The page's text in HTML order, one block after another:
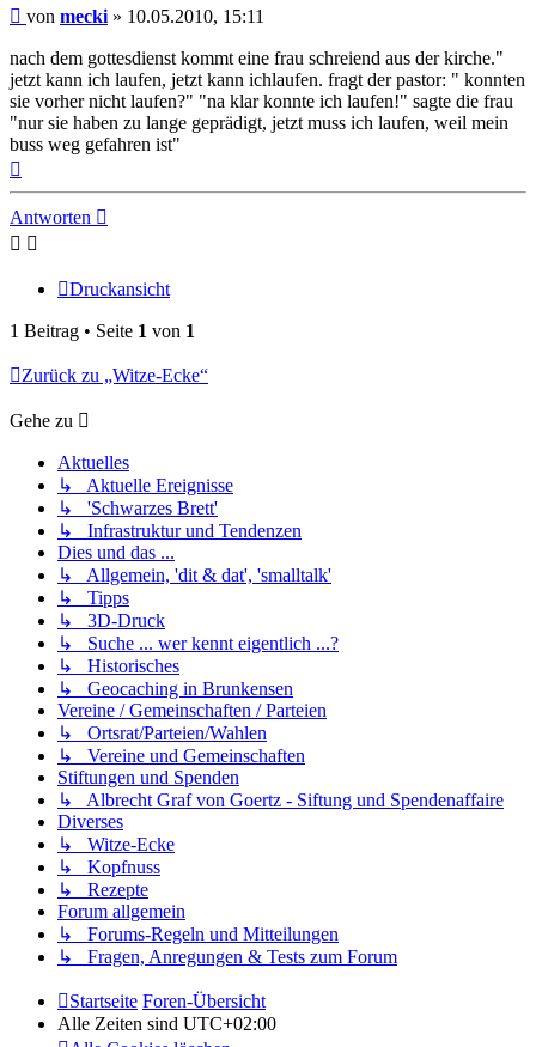
Beitrag
von mecki » 10.05.2010, 15:11
nach dem gottesdienst kommt eine frau schreiend aus der kirche."
jetzt kann ich laufen, jetzt kann ichlaufen. fragt der pastor: " konnten
sie vorher nicht laufen?" "na klar konnte ich laufen!" sagte die frau
"nur sie haben zu lange geprädigt, jetzt muss ich laufen, weil mein
buss weg gefahren ist"
Antworten
Druckansicht
1 Beitrag • Seite 1 von 1
Zurück zu „Witze-Ecke“
Gehe zu
Aktuelles
↳ Aktuelle Ereignisse
↳ 'Schwarzes Brett'
↳ Infrastruktur und Tendenzen
Dies und das ...
↳ Allgemein, 'dit & dat', 'smalltalk'
↳ Tipps
↳ 3D-Druck
↳ Suche ... wer kennt eigentlich ...?
↳ Historisches
↳ Geocaching in Brunkensen
Vereine / Gemeinschaften / Parteien
↳ Ortsrat/Parteien/Wahlen
↳ Vereine und Gemeinschaften
Stiftungen und Spenden
↳ Albrecht Graf von Goertz - Siftung und Spendenaffaire
Diverses
↳ Witze-Ecke
↳ Kopfnuss
↳ Rezepte
Forum allgemein
↳ Forums-Regeln und Mitteilungen
↳ Fragen, Anregungen & Tests zum Forum
Startseite Foren-Übersicht
Alle Zeiten sind UTC+02:00